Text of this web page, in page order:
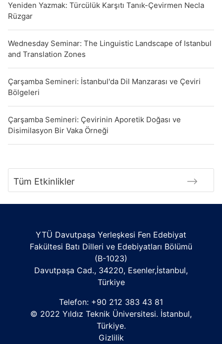
Yeniden Yazmak: Türcülük Karşıtı Tanık-Çevirmen Necla
Rüzgar
Wednesday Seminar: The Linguistic Landscape of Istanbul
and Translation Zones
Çarşamba Semineri: İstanbul'da Dil Manzarası ve Çeviri
Bölgeleri
Çarşamba Semineri: Çevirinin Aporetik Doğası ve
Disimilasyon Bir Vaka Örneği
Tüm Etkinlikler
YTÜ Davutpaşa Yerleşkesi Fen Edebiyat
Fakültesi Batı Dilleri ve Edebiyatları Bölümü
(B-1023)
Davutpaşa Cad., 34220, Esenler,İstanbul,
Türkiye
Telefon: +90 212 383 43 81
© 2022 Yıldız Teknik Üniversitesi. İstanbul,
Türkiye.
Gizlilik